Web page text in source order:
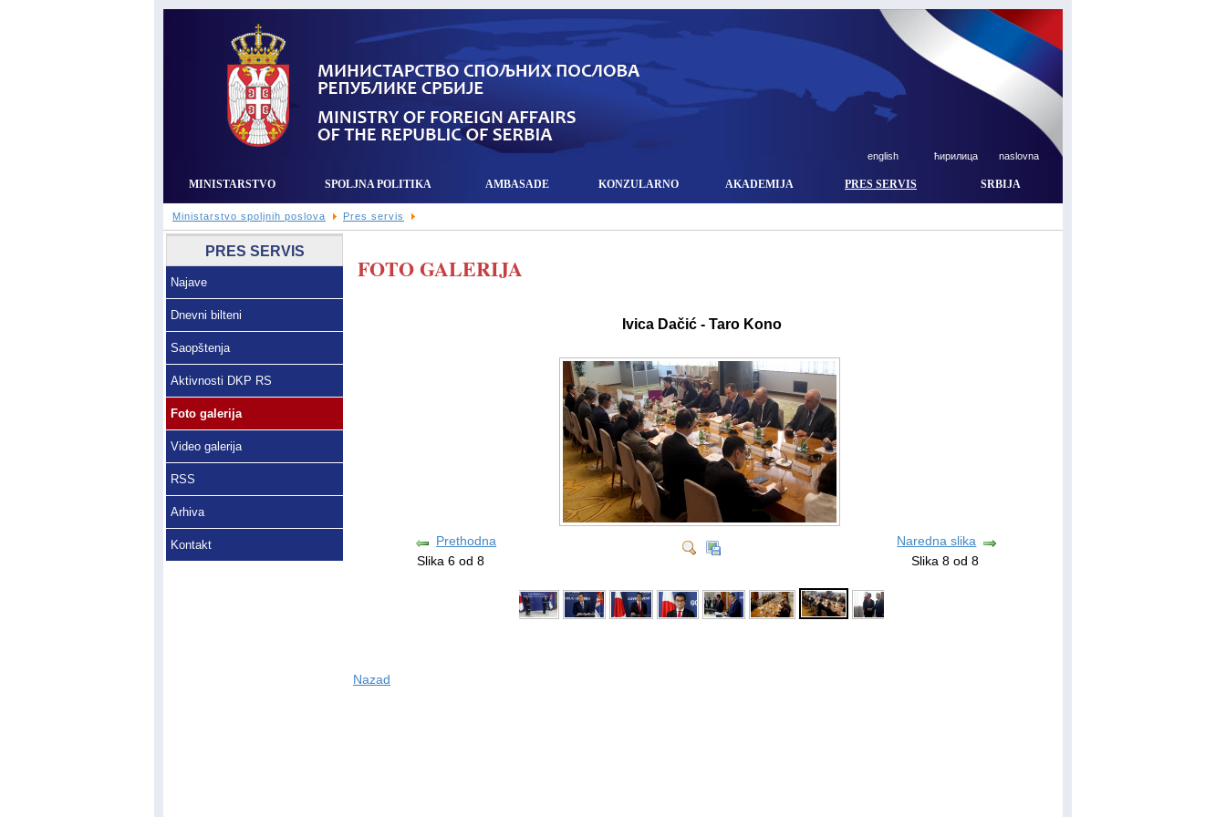
english ћирилица naslovna
MINISTARSTVO SPOLJNA POLITIKA AMBASADE KONZULARNO AKADEMIJA PRES SERVIS SRBIJA
Ministarstvo spoljnih poslova Pres servis
PRES SERVIS
Najave
Dnevni bilteni
Saopštenja
Aktivnosti DKP RS
Foto galerija
Video galerija
RSS
Arhiva
Kontakt
FOTO GALERIJA
Ivica Dačić - Taro Kono
Prethodna
Slika 6 od 8
Naredna slika
Slika 8 od 8
Nazad